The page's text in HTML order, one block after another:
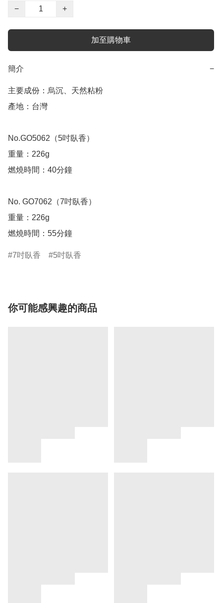
−
+
加至購物車
簡介 −
主要成份：烏沉、天然粘粉
產地：台灣
No.GO5062（5吋臥香）
重量：226g
燃燒時間：40分鐘
No. GO7062（7吋臥香）
重量：226g
燃燒時間：55分鐘
7吋臥香 5吋臥香
你可能感興趣的商品